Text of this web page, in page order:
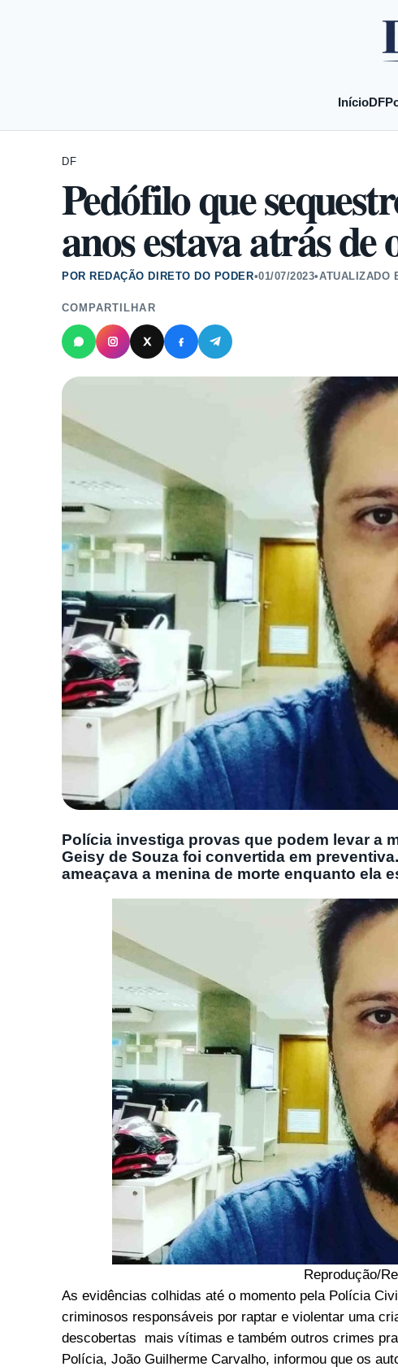
InícioDF
DF
Pedófilo que
anos estava atrás
POR REDAÇÃO DIRETO DO PODER•01/07/2023•ATUALIZADO
COMPARTILHAR
Polícia investiga provas que podem levar a
Geisy de Souza foi convertida em
ameaçava a menina de morte enquanto ela
Reprodução/
As evidências colhidas até o momento pela Polícia
criminosos responsáveis por raptar e violentar uma
descobertas mais vítimas e também outros crimes
Polícia, João Guilherme Carvalho, informou que os